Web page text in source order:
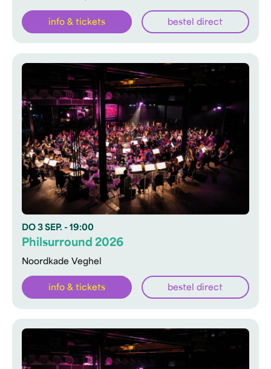
info & tickets bestel direct
DO 3 SEP. - 19:00
Noordkade Veghel
Philsurround 2026
info & tickets bestel direct